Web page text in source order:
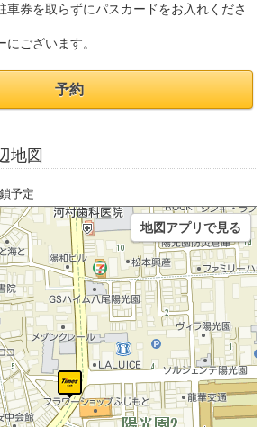
車券を取らずにパスカードをお入れくださ
ございます。
予約
地図
予定
地図アプリで見る